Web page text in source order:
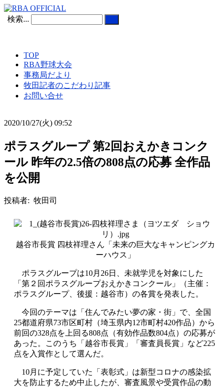
検索...
TOP
RBA野球大会
事務局だより
牧田記者のこだわり記事
お問い合せ
2020/10/27(火) 09:52
ポラスグループ 第2回おえかきコンク
ール 昨年の2.5倍の808点の応募 全作品
を公開
投稿者: 牧田司
越谷市長賞 四枝祥理さん「未来の巨大なキャンピングカ
ーハウス」
ポラスグループは10月26日、未就学児を対象にした
「第２回ポラスグループおえかきコンクール」（主催：
ポラスグループ、後援：越谷市）の各賞を発表した。
今回のテーマは「住んでみたい夢の家・街」で、全国
25都道府県73市区町村（埼玉県内12市町村420作品）から
前回の328点を上回る808点（有効作品数804点）の応募が
あった。このうち「越谷市長賞」「審査員長賞」など225
点を入賞作として選んだ。
10月に予定していた「表彰式」は新型コロナの感染拡
大を防止するため中止したが、審査風景や受賞作品の動